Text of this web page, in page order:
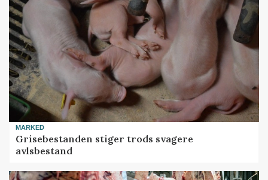
MARKED
Grisebestanden stiger trods svagere
avlsbestand